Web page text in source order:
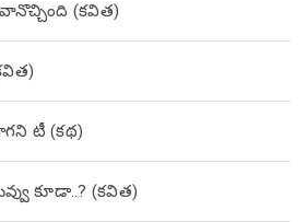
వానొచ్చింది (కవిత)
టీ (కథ)
కూడా..? (కవిత)